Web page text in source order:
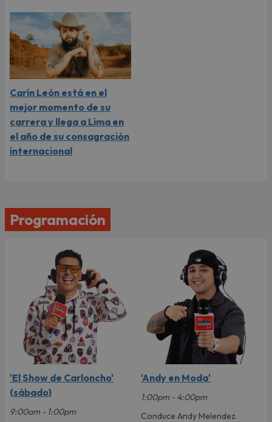
Carín León está en el
mejor momento de su
carrera y llega a Lima en
el año de su consagración
internacional
Programación
'El Show de Carloncho'
(sábado)
9:00am - 1:00pm
'Andy en Moda'
1:00pm - 4:00pm
Conduce Andy Melendez.